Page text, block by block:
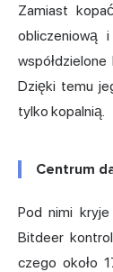
Zamiast
obliczeniową
Dzięki temu
tylko kopalnią.
Centrum
Pod nimi
Bitdeer
czego około